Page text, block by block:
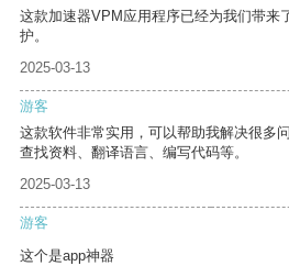
这款加速器VPM应用程序已经为我们带来
护。
2025-03-13
游客
这款软件非常实用，可以帮助我解决很多
查找资料、翻译语言、编写代码等。
2025-03-13
游客
这个是app神器